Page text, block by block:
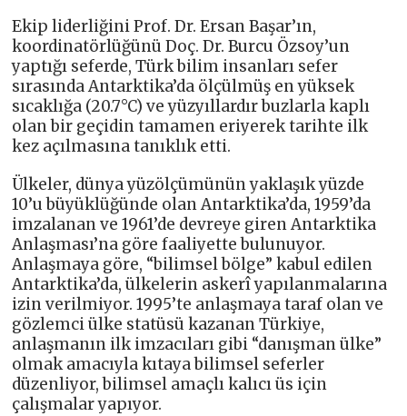
Ekip liderliğini Prof. Dr. Ersan Başar’ın,
koordinatörlüğünü Doç. Dr. Burcu Özsoy’un
yaptığı seferde, Türk bilim insanları sefer
sırasında Antarktika’da ölçülmüş en yüksek
sıcaklığa (20.7°C) ve yüzyıllardır buzlarla kaplı
olan bir geçidin tamamen eriyerek tarihte ilk
kez açılmasına tanıklık etti.
Ülkeler, dünya yüzölçümünün yaklaşık yüzde
10’u büyüklüğünde olan Antarktika’da, 1959’da
imzalanan ve 1961’de devreye giren Antarktika
Anlaşması’na göre faaliyette bulunuyor.
Anlaşmaya göre, “bilimsel bölge” kabul edilen
Antarktika’da, ülkelerin askerî yapılanmalarına
izin verilmiyor. 1995’te anlaşmaya taraf olan ve
gözlemci ülke statüsü kazanan Türkiye,
anlaşmanın ilk imzacıları gibi “danışman ülke”
olmak amacıyla kıtaya bilimsel seferler
düzenliyor, bilimsel amaçlı kalıcı üs için
çalışmalar yapıyor.